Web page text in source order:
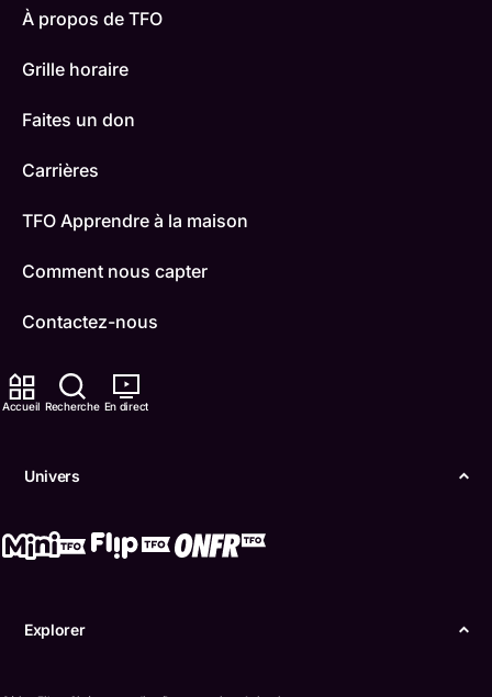
Accueil Recherche En direct
Univers
Explorer
À propos de TFO
Grille horaire
Faites un don
Carrières
TFO Apprendre à la maison
Comment nous capter
Contactez-nous
ONFR
Boukili
Confidentialité